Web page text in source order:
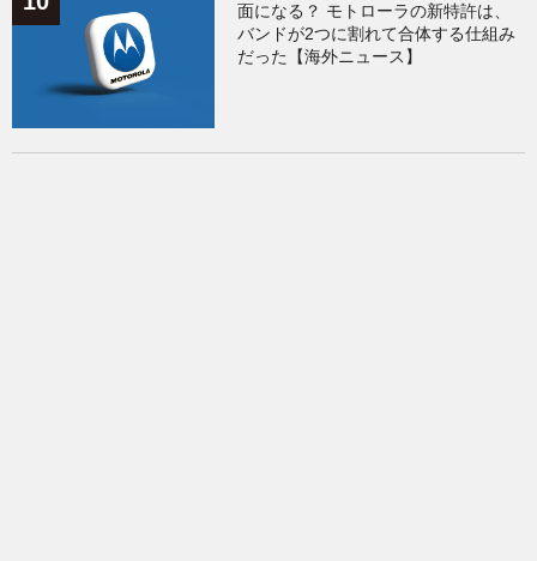
面になる？ モトローラの新特許は、
バンドが2つに割れて合体する仕組み
だった【海外ニュース】